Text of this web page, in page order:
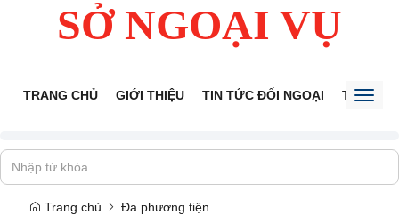
SỞ NGOẠI VỤ
TRANG CHỦ GIỚI THIỆU TIN TỨC ĐỐI NGOẠI THÔNG
Trang chủ Đa phương tiện